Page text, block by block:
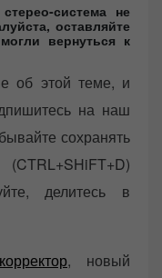
система не
оставляйте
вернуться к
об этой теме, и
на наш
сохранять
делитесь в
, новый